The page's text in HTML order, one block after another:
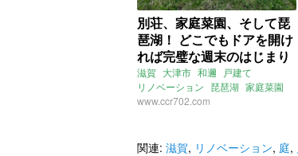
別荘、家庭菜園、そして琵
琶湖！ どこでもドアを開け
れば完璧な週末のはじまり
(滋賀県大津市81㎡の賃貸・
売買物件)
滋賀 大津市 和邇 戸建て
リノベーション 琵琶湖 家庭菜園
売買 賃貸
www.ccr702.com
関連: 滋賀, リノベーション, 庭,